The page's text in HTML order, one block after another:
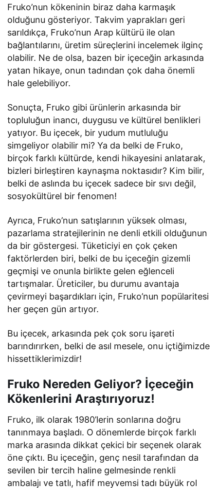
Fruko’nun kökeninin biraz daha karmaşık
olduğunu gösteriyor. Takvim yaprakları geri
sarıldıkça, Fruko’nun Arap kültürü ile olan
bağlantılarını, üretim süreçlerini incelemek ilginç
olabilir. Ne de olsa, bazen bir içeceğin arkasında
yatan hikaye, onun tadından çok daha önemli
hale gelebiliyor.
Sonuçta, Fruko gibi ürünlerin arkasında bir
topluluğun inancı, duygusu ve kültürel benlikleri
yatıyor. Bu içecek, bir yudum mutluluğu
simgeliyor olabilir mi? Ya da belki de Fruko,
birçok farklı kültürde, kendi hikayesini anlatarak,
bizleri birleştiren kaynaşma noktasıdır? Kim bilir,
belki de aslında bu içecek sadece bir sıvı değil,
sosyokültürel bir fenomen!
Ayrıca, Fruko’nun satışlarının yüksek olması,
pazarlama stratejilerinin ne denli etkili olduğunun
da bir göstergesi. Tüketiciyi en çok çeken
faktörlerden biri, belki de bu içeceğin gizemli
geçmişi ve onunla birlikte gelen eğlenceli
tartışmalar. Üreticiler, bu durumu avantaja
çevirmeyi başardıkları için, Fruko’nun popülaritesi
her geçen gün artıyor.
Bu içecek, arkasında pek çok soru işareti
barındırırken, belki de asıl mesele, onu içtiğimizde
hissettiklerimizdir!
Fruko Nereden Geliyor? İçeceğin
Kökenlerini Araştırıyoruz!
Fruko, ilk olarak 1980’lerin sonlarına doğru
tanınmaya başladı. O dönemlerde birçok farklı
marka arasında dikkat çekici bir seçenek olarak
öne çıktı. Bu içeceğin, genç nesil tarafından da
sevilen bir tercih haline gelmesinde renkli
ambalajı ve tatlı, hafif meyvemsi tadı büyük rol